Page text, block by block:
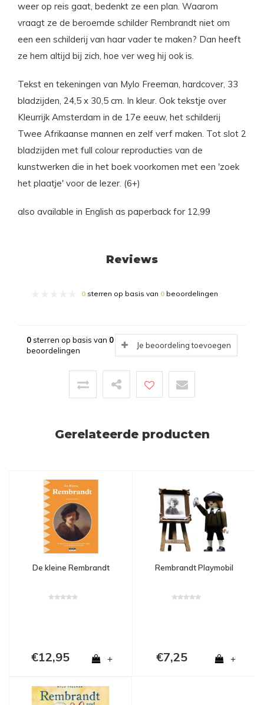
weer op reis gaat, bedenkt ze een plan. Waarom
vraagt ze de beroemde schilder Rembrandt niet om
een een schilderij van haar vader te maken? Dan heeft
ze hem altijd bij zich, hoe ver weg hij ook is.
Tekst en tekeningen van Mylo Freeman, hardcover, 33
bladzijden, 24,5 x 30,5 cm. In kleur. Ook tekstje over
Kleurrijk Amsterdam in de 17e eeuw, het schilderij
Twee Afrikaanse mannen en zelf verf maken. Tot slot 2
bladzijden met full colour reproducties van de
kunstwerken die in het boek voorkomen met een 'zoek
het plaatje' voor de lezer. (6+)
also available in English as paperback for 12,99
Reviews
0 sterren op basis van 0 beoordelingen
0sterren op basis van 0
beoordelingen
Je beoordeling toevoegen
Gerelateerde producten
De kleine Rembrandt
€12,95 +
Rembrandt Playmobil
€7,25 +